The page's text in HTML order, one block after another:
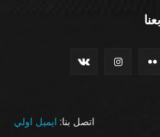
اتصل بنا: ايميل اولي